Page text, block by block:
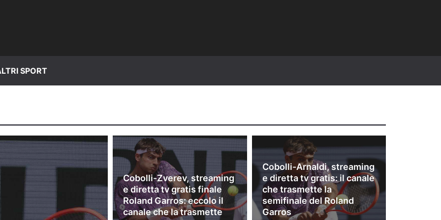
SPORT
Cobolli-Zverev, streaming
e diretta tv gratis finale
Roland Garros: eccolo il
canale che la trasmette
Cobolli-Arnaldi, streaming
e diretta tv gratis: il canale
che trasmette la
semifinale del Roland
Garros